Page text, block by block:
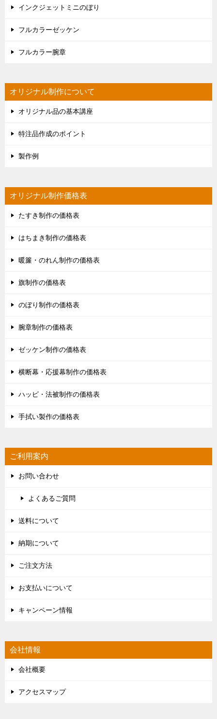
インクジェットミニのぼり
フルカラーゼッケン
フルカラー腕章
オリジナル制作について
オリジナル品の基本講座
特注品作成のポイント
製作例
オリジナル制作価格表
たすき制作の価格表
はちまき制作の価格表
暖簾・のれん制作の価格表
旗制作の価格表
のぼり制作の価格表
腕章制作の価格表
ゼッケン制作の価格表
横断幕・応援幕制作の価格表
ハッピ・法被制作の価格表
手拭い製作の価格表
ご利用案内
お問い合わせ
よくあるご質問
送料について
納期について
ご注文方法
お支払いについて
キャンペーン情報
会社情報
会社概要
アクセスマップ